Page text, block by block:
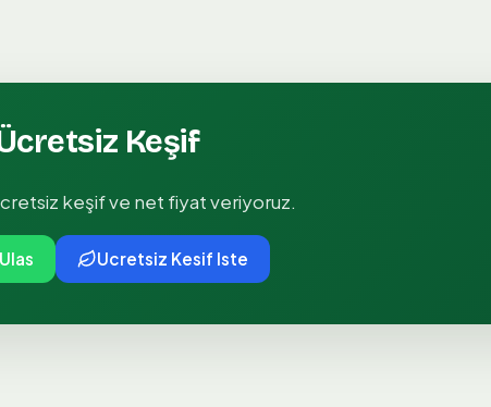
Keşif
keşif ve net fiyat veriyoruz.
Ucretsiz Kesif Iste